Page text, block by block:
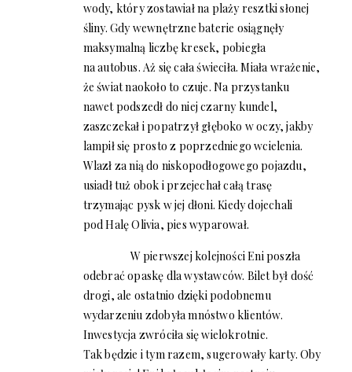
wody, który zostawiał na plaży resztki słonej
śliny. Gdy wewnętrzne baterie osiągnęły
maksymalną liczbę kresek, pobiegła
na autobus. Aż się cała świeciła. Miała wrażenie,
że świat naokoło to czuje. Na przystanku
nawet podszedł do niej czarny kundel,
zaszczekał i popatrzył głęboko w oczy, jakby
lampił się prosto z poprzedniego wcielenia.
Wlazł za nią do niskopodłogowego pojazdu,
usiadł tuż obok i przejechał całą trasę
trzymając pysk w jej dłoni. Kiedy dojechali
pod Halę Olivia, pies wyparował.
W pierwszej kolejności Eni poszła
odebrać opaskę dla wystawców. Bilet był dość
drogi, ale ostatnio dzięki podobnemu
wydarzeniu zdobyła mnóstwo klientów.
Inwestycja zwróciła się wielokrotnie.
Tak będzie i tym razem, sugerowały karty. Oby